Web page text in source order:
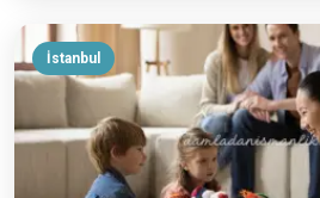
İstanbul